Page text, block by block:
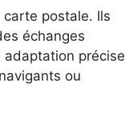
postale. Ils
échanges
adaptation précise
ou